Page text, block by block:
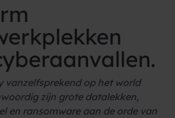
vanzelfsprekend op het world
zijn grote datalekken,
en ransomware aan de orde van